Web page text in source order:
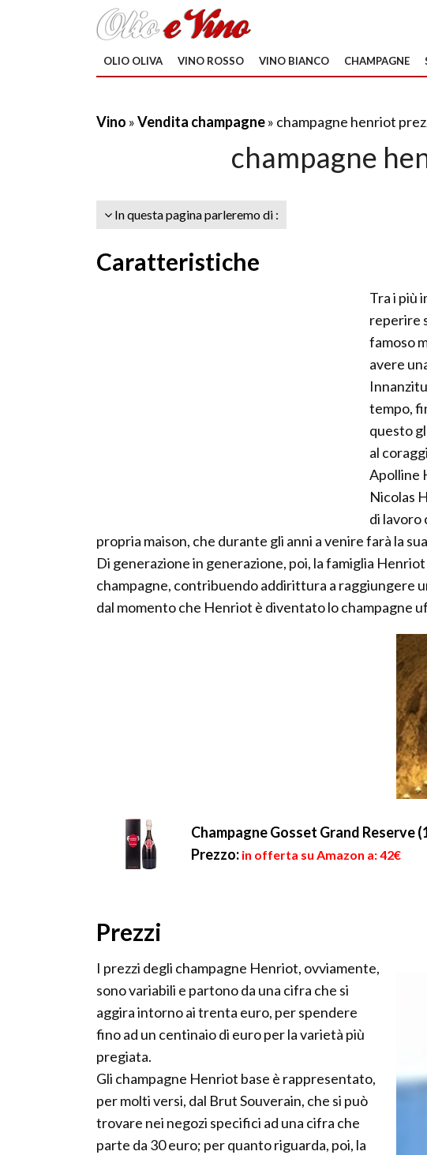
OLIO OLIVA VINO ROSSO VINO BIANCO CHAMPAGNE
Vino »Vendita champagne» champagne henriot
champagne
In questa pagina parleremo di :
Caratteristiche
Tra i più
reperire
famoso
avere
tempo,
questo
al
Apolline
Nicolas
di lavoro
propria maison, che durante gli anni a venire farà la
Di generazione in generazione, poi, la famiglia
champagne, contribuendo addirittura a raggiungere
dal momento che Henriot è diventato lo champagne
Champagne Gosset Grand Reserve
Prezzo: in offerta su Amazon a: 42€
Prezzi
I prezzi degli champagne Henriot, ovviamente,
sono variabili e partono da una cifra che si
aggira intorno ai trenta euro, per spendere
fino ad un centinaio di euro per la varietà più
pregiata.
Gli champagne Henriot base è rappresentato,
per molti versi, dal Brut Souverain, che si può
trovare nei negozi specifici ad una cifra che
parte da 30 euro; per quanto riguarda, poi, la